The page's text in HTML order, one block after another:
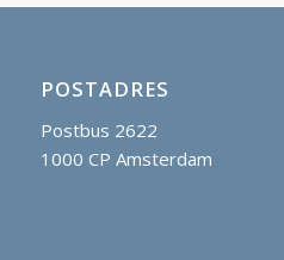
POSTADRES
Postbus 2622
1000 CP Amsterdam